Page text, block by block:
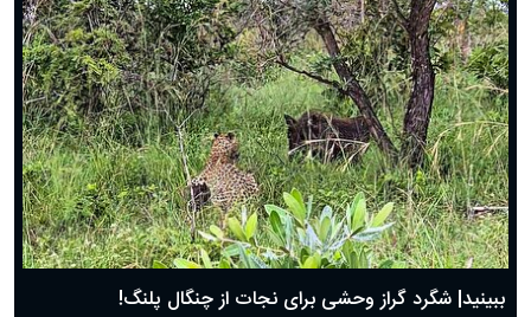
ببینید| شگرد گراز وحشی برای نجات از چنگال پلنگ!